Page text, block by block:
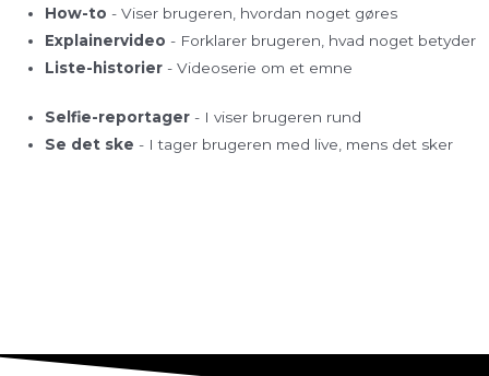
How-to - Viser brugeren, hvordan noget gøres
Explainervideo - Forklarer brugeren, hvad noget betyder
Liste-historier - Videoserie om et emne
Selfie-reportager- I viser brugeren rund
Se det ske - I tager brugeren med live, mens det sker